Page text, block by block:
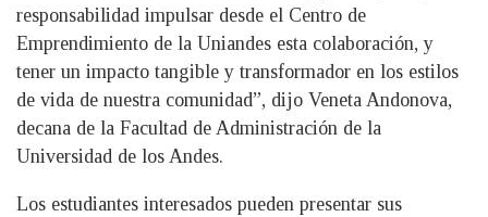
responsabilidad impulsar desde el Centro de
Emprendimiento de la Uniandes esta colaboración, y
tener un impacto tangible y transformador en los estilos
de vida de nuestra comunidad”, dijo Veneta Andonova,
decana de la Facultad de Administración de la
Universidad de los Andes.
Los estudiantes interesados pueden presentar sus